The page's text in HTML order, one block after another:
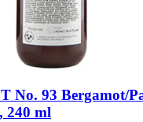
No. 93 Bergamot/
240 ml